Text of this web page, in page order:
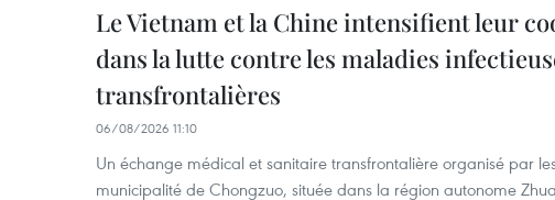
Le Vietnam et la Chine intensifient leur
dans la lutte contre les maladies
transfrontalières
06/08/2026 11:10
Un échange médical et sanitaire transfrontalière organisé par
municipalité de Chongzuo, située dans la région autonome